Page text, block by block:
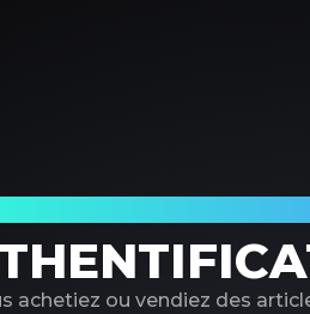
achetiez ou vendiez des